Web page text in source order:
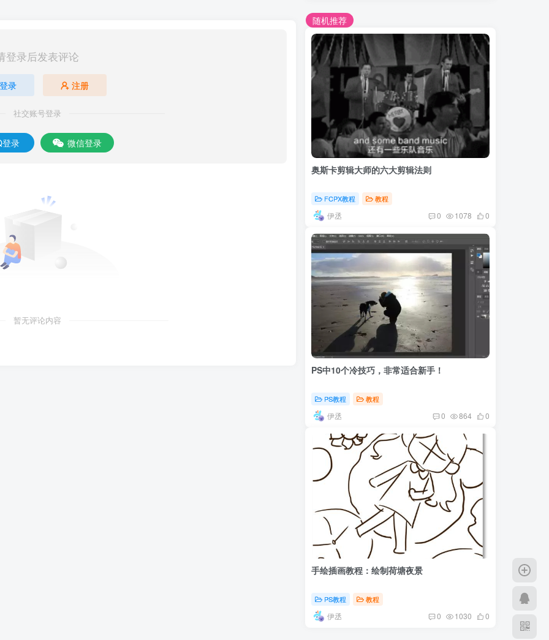
登录后发表评论
登录 注册
社交账号登录
录 微信登录
暂无评论内容
随机推荐
奥斯卡剪辑大师的六大剪辑法则
FCPX教程 教程
伊丞 0 1078 0
PS中10个冷技巧，非常适合新手！
PS教程 教程
伊丞 0 864 0
手绘插画教程：绘制荷塘夜景
PS教程 教程
伊丞 0 1030 0